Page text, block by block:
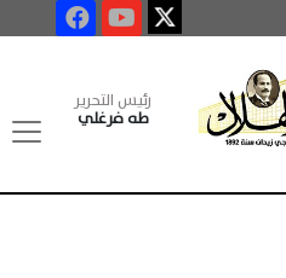
رئيس التحرير
طه فرغلي